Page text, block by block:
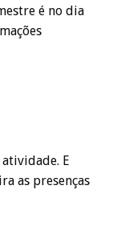
é no dia
E
as presenças